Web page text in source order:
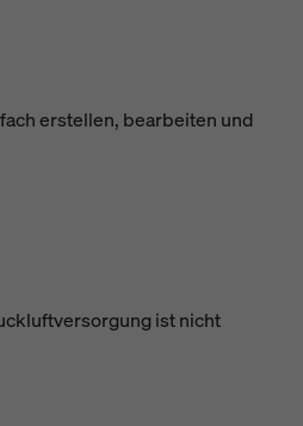
erstellen, bearbeiten und
ist nicht